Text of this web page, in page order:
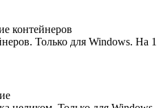
контейнеров
Только для Windows. На 1